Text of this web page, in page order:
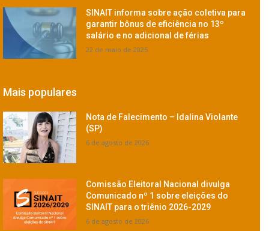
SINAIT informa sobre ação coletiva para
garantir bônus de eficiência no 13º
salário e no adicional de férias
22 de maio de 2025
Mais populares
Nota de Falecimento – Idalina Violante
(SP)
6 de agosto de 2026
Comissão Eleitoral Nacional divulga
Comunicado nº 1 sobre eleições do
SINAIT para o triênio 2026-2029
6 de agosto de 2026